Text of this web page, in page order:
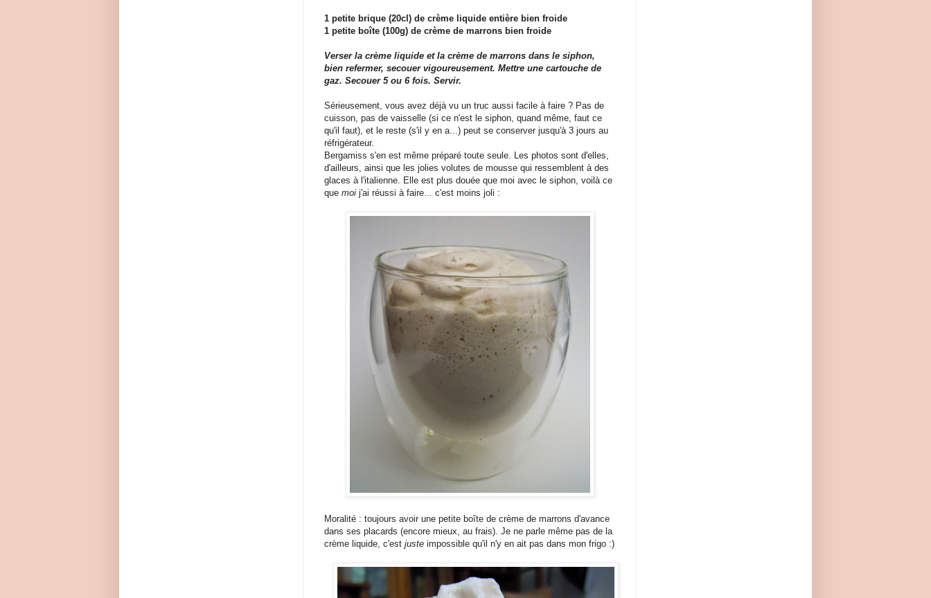
1 petite brique (20cl) de crème liquide entière bien froide
1 petite boîte (100g) de crème de marrons bien froide
Verser la crème liquide et la crème de marrons dans le siphon,
bien refermer, secouer vigoureusement. Mettre une cartouche de
gaz. Secouer 5 ou 6 fois. Servir.
Sérieusement, vous avez déjà vu un truc aussi facile à faire ? Pas de
cuisson, pas de vaisselle (si ce n'est le siphon, quand même, faut ce
qu'il faut), et le reste (s'il y en a...) peut se conserver jusqu'à 3 jours au
réfrigérateur.
Bergamiss s'en est même préparé toute seule. Les photos sont d'elles,
d'ailleurs, ainsi que les jolies volutes de mousse qui ressemblent à des
glaces à l'italienne. Elle est plus douée que moi avec le siphon, voilà ce
que moi j'ai réussi à faire... c'est moins joli :
Moralité : toujours avoir une petite boîte de crème de marrons d'avance
dans ses placards (encore mieux, au frais). Je ne parle même pas de la
crème liquide, c'est juste impossible qu'il n'y en ait pas dans mon frigo :)